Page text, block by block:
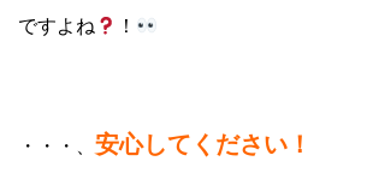
ですよね ！
・・・、 安心してください！